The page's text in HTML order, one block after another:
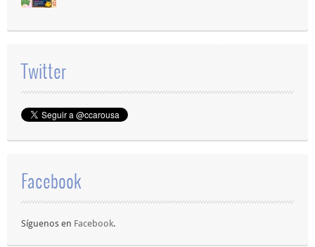
Twitter
Facebook
Síguenos en Facebook.